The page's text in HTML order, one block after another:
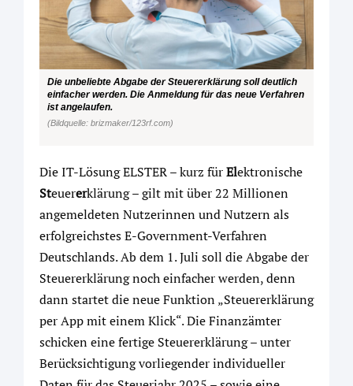
Die unbeliebte Abgabe der Steuererklärung soll deutlich
einfacher werden. Die Anmeldung für das neue Verfahren
ist angelaufen.
(Bildquelle: brizmaker/123rf.com)
Die IT-Lösung ELSTER – kurz fürElektronische
Steuererklärung – gilt mit über 22 Millionen
angemeldeten Nutzerinnen und Nutzern als
erfolgreichstes E-Government-Verfahren
Deutschlands. Ab dem 1. Juli soll die Abgabe der
Steuererklärung noch einfacher werden, denn
dann startet die neue Funktion „Steuererklärung
per App mit einem Klick“. Die Finanzämter
schicken eine fertige Steuererklärung – unter
Berücksichtigung vorliegender individueller